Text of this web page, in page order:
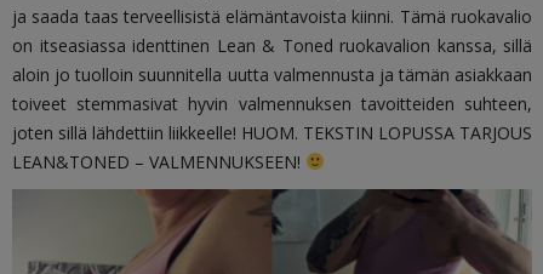
ja saada taas terveellisistä elämäntavoista kiinni. Tämä ruokavalio
on itseasiassa identtinen Lean & Toned ruokavalion kanssa, sillä
aloin jo tuolloin suunnitella uutta valmennusta ja tämän asiakkaan
toiveet stemmasivat hyvin valmennuksen tavoitteiden suhteen,
joten sillä lähdettiin liikkeelle! HUOM. TEKSTIN LOPUSSA TARJOUS
LEAN&TONED – VALMENNUKSEEN!